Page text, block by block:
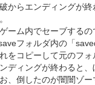
からエンディングが
ゲーム内でセーブする
フォルダ内の「
をコピーして元のフ
ディングが終わると
、倒したのが闇闇ゾ